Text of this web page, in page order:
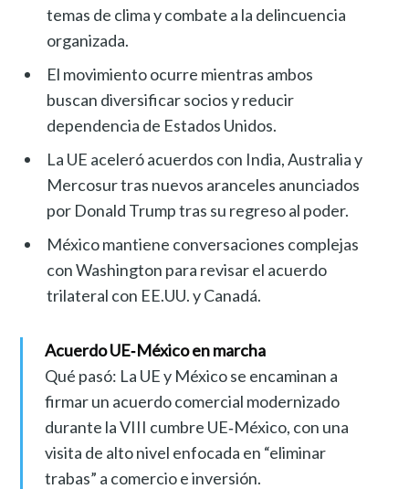
temas de clima y combate a la delincuencia
organizada.
El movimiento ocurre mientras ambos
buscan diversificar socios y reducir
dependencia de Estados Unidos.
La UE aceleró acuerdos con India, Australia y
Mercosur tras nuevos aranceles anunciados
por Donald Trump tras su regreso al poder.
México mantiene conversaciones complejas
con Washington para revisar el acuerdo
trilateral con EE.UU. y Canadá.
Acuerdo UE‑México en marcha
Qué pasó: La UE y México se encaminan a
firmar un acuerdo comercial modernizado
durante la VIII cumbre UE‑México, con una
visita de alto nivel enfocada en “eliminar
trabas” a comercio e inversión.